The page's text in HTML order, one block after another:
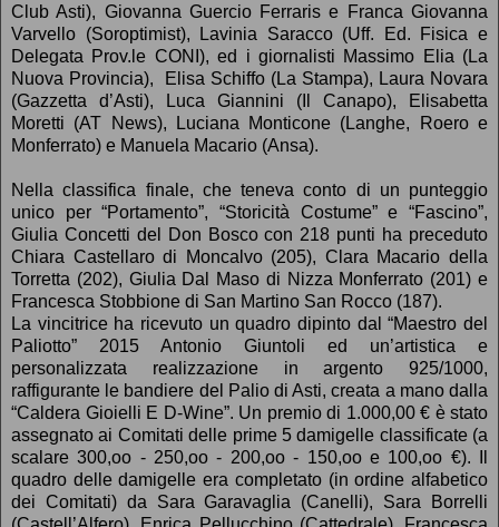
Club Asti), Giovanna Guercio Ferraris e Franca Giovanna
Varvello (Soroptimist), Lavinia Saracco (Uff. Ed. Fisica e
Delegata Prov.le CONI), ed i giornalisti Massimo Elia (La
Nuova Provincia), Elisa Schiffo (La Stampa), Laura Novara
(Gazzetta d’Asti), Luca Giannini (Il Canapo), Elisabetta
Moretti (AT News), Luciana Monticone (Langhe, Roero e
Monferrato) e Manuela Macario (Ansa).
Nella classifica finale, che teneva conto di un punteggio
unico per “Portamento”, “Storicità Costume” e “Fascino”,
Giulia Concetti del Don Bosco con 218 punti ha preceduto
Chiara Castellaro di Moncalvo (205), Clara Macario della
Torretta (202), Giulia Dal Maso di Nizza Monferrato (201) e
Francesca Stobbione di San Martino San Rocco (187).
La vincitrice ha ricevuto un quadro dipinto dal “Maestro del
Paliotto” 2015 Antonio Giuntoli ed un’artistica e
personalizzata realizzazione in argento 925/1000,
raffigurante le bandiere del Palio di Asti, creata a mano dalla
“Caldera Gioielli E D-Wine”. Un premio di 1.000,00 € è stato
assegnato ai Comitati delle prime 5 damigelle classificate (a
scalare 300,oo - 250,oo - 200,oo - 150,oo e 100,oo €). Il
quadro delle damigelle era completato (in ordine alfabetico
dei Comitati) da Sara Garavaglia (Canelli), Sara Borrelli